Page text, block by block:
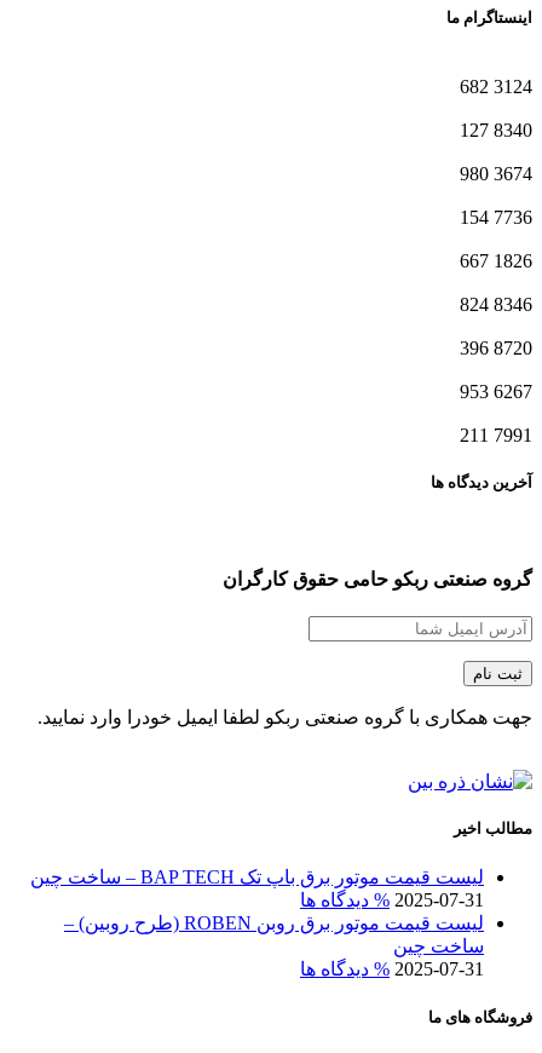
اینستاگرام ما
3124
682
8340
127
3674
980
7736
154
1826
667
8346
824
8720
396
6267
953
7991
211
آخرین دیدگاه ها
گروه صنعتی ربکو حامی حقوق کارگران
جهت همکاری با گروه صنعتی ربکو لطفا ایمیل خودرا وارد نمایید.
مطالب اخیر
لیست قیمت موتور برق باپ تک BAP TECH – ساخت چین
2025-07-31 % دیدگاه ها
لیست قیمت موتور برق روبن ROBEN (طرح روبین) –
ساخت چین
2025-07-31 % دیدگاه ها
فروشگاه های ما